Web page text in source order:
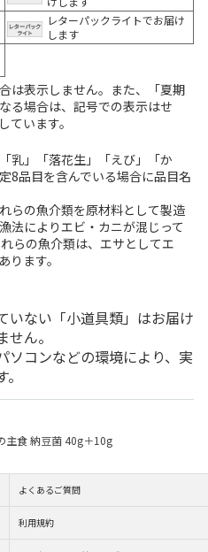
レターパックライトでお届け
します
は表示しません。また、「夏期
る場合は、記号での表示はせ
ています。
乳」「落花生」「えび」「か
8品目を含んでいる場合に品目名
らの魚介類を原材料として製造
法によりエビ・カニが混じって
らの魚介類は、エサとしてエ
ります。
いない「小道具類」はお届け
ん。
ソコンなどの環境により、実
主食 納豆菌 40g＋10g
よくあるご質問
利用規約